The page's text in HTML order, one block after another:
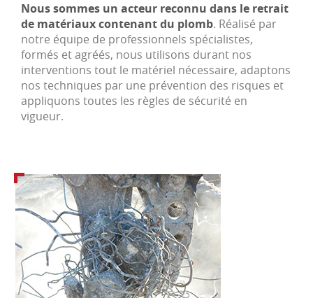
Nous sommes un acteur reconnu dans le retrait
de matériaux contenant du plomb. Réalisé par
notre équipe de professionnels spécialistes,
formés et agréés, nous utilisons durant nos
interventions tout le matériel nécessaire, adaptons
nos techniques par une prévention des risques et
appliquons toutes les règles de sécurité en
vigueur.